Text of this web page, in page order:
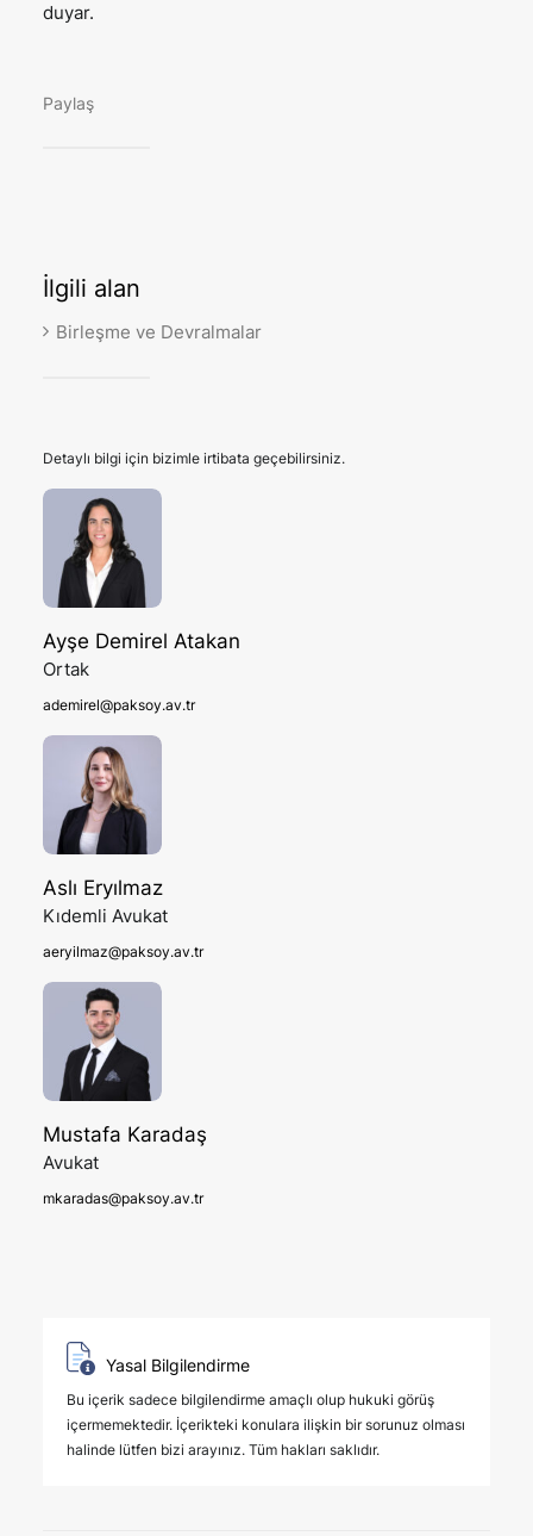
duyar.
Paylaş
İlgili alan
Birleşme ve Devralmalar
Detaylı bilgi için bizimle irtibata geçebilirsiniz.
Ayşe Demirel Atakan
Ortak
ademirel@paksoy.av.tr
Aslı Eryılmaz
Kıdemli Avukat
aeryilmaz@paksoy.av.tr
Mustafa Karadaş
Avukat
mkaradas@paksoy.av.tr
Yasal Bilgilendirme
Bu içerik sadece bilgilendirme amaçlı olup hukuki görüş
içermemektedir. İçerikteki konulara ilişkin bir sorunuz olması
halinde lütfen bizi arayınız. Tüm hakları saklıdır.